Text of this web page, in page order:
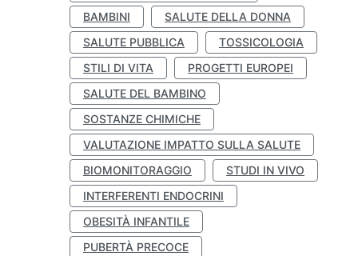
BAMBINI
SALUTE DELLA DONNA
SALUTE PUBBLICA
TOSSICOLOGIA
STILI DI VITA
PROGETTI EUROPEI
SALUTE DEL BAMBINO
SOSTANZE CHIMICHE
VALUTAZIONE IMPATTO SULLA SALUTE
BIOMONITORAGGIO
STUDI IN VIVO
INTERFERENTI ENDOCRINI
OBESITÀ INFANTILE
PUBERTÀ PRECOCE